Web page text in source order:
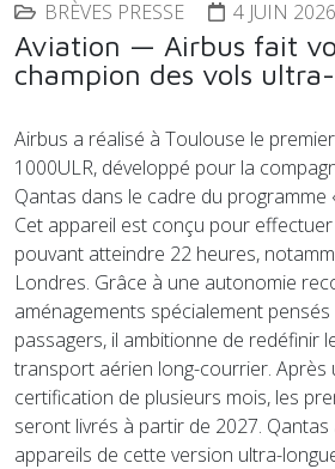
BRÈVES PRESSE 4 JUIN 2026
Aviation — Airbus fait
champion des vols
Airbus a réalisé à Toulouse le premier
1000ULR, développé pour la
Qantas dans le cadre du programme
Cet appareil est conçu pour
pouvant atteindre 22 heures,
Londres. Grâce à une autonomie
aménagements spécialement
passagers, il ambitionne de redéfinir
transport aérien long-courrier. Après
certification de plusieurs mois, les
seront livrés à partir de 2027.
appareils de cette version ultra-